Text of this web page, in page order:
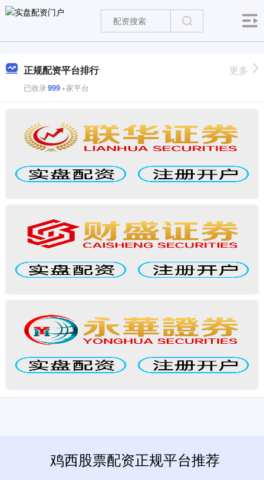
正规配资平台排行
已收录999+家平台
更多
鸡西股票配资正规平台推荐